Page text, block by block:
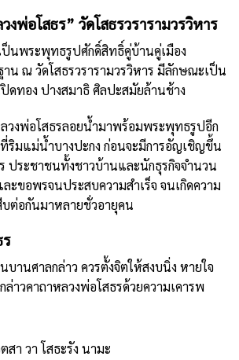
งพ่อโสธร” วัดโสธรวรารามวรวิหาร
นพระพุทธรูปศักดิ์สิทธิ์คู่บ้านคู่เมือง
าน ณ วัดโสธรวรารามวรวิหาร มีลักษณะเป็น
ทอง ปางสมาธิ ศิลปะสมัยล้านช้าง
วงพ่อโสธรลอยน้ำมาพร้อมพระพุทธรูปอีก
ริมแม่น้ำบางปะกง ก่อนจะมีการอัญเชิญขึ้น
ประชาชนทั้งชาวบ้านและนักธุรกิจจำนวน
ะขอพรจนประสบความสำเร็จ จนเกิดความ
บต่อกันมาหลายชั่วอายุคน
านศาลกล่าว ควรตั้งจิตให้สงบนิ่ง หายใจ
ล่าวคาถาหลวงพ่อโสธรด้วยความเคารพ
สา วา โสธะรัง นามะ